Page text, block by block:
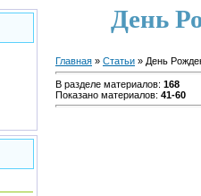
День
Главная » Статьи » День
В разделе материалов: 168
Показано материалов: 41-60